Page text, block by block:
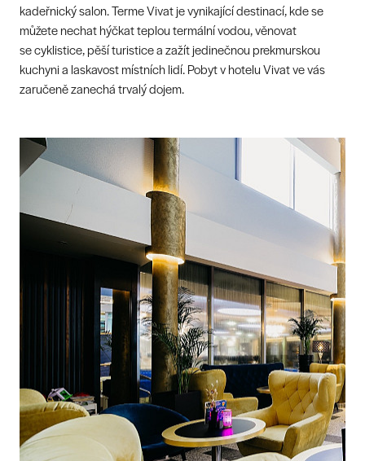
kadeřnický salon. Terme Vivat je vynikající destinací, kde se
můžete nechat hýčkat teplou termální vodou, věnovat
se cyklistice, pěší turistice a zažít jedinečnou prekmurskou
kuchyni a laskavost místních lidí. Pobyt v hotelu Vivat ve vás
zaručeně zanechá trvalý dojem.